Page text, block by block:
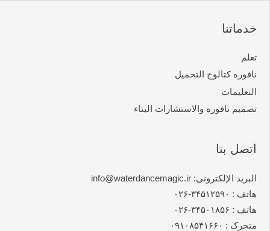
خدماتنا
تعلم
نافوره کتالوج التحمیل
التعلیمات
تصمیم نافوره والاستشارات البناء
اتصل بنا
البرید الإلکترونی: info@waterdancemagic.ir
هاتف : ۳۴۵۱۲۵۹۰-۰۲۶
هاتف : ۳۴۵۰۱۸۵۶-۰۲۶
متحرک : ۰۹۱۰۸۵۴۱۶۶۰